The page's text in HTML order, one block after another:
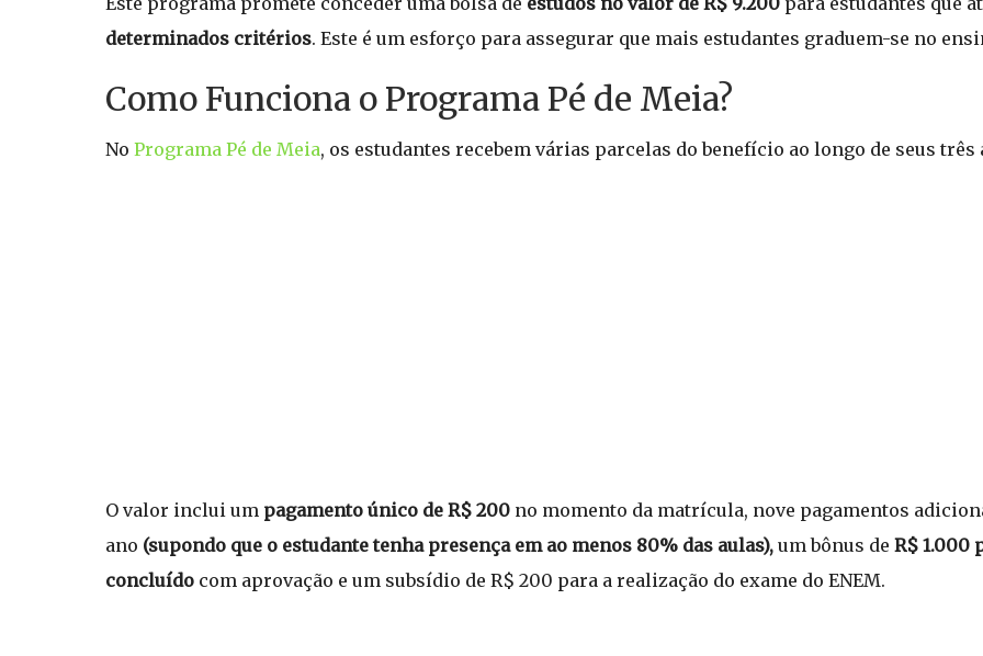
determinados critérios. Este é um esforço para assegurar que mais estudantes graduem-se no
Como Funciona o Programa Pé de Meia?
No Programa Pé de Meia, os estudantes recebem várias parcelas do benefício ao longo de seus três
O valor inclui um pagamento único de R$ 200 no momento da matrícula, nove pagamentos
ano (supondo que o estudante tenha presença em ao menos 80% das aulas), um bônus de R$ 1.000
concluído com aprovação e um subsídio de R$ 200 para a realização do exame do ENEM.